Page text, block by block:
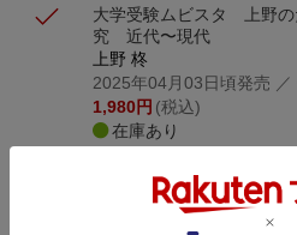
大学受験ムビスタ 上野の
究 近代〜現代
上野 柊
2025年04月03日頃発売
1,980円 (税込)
在庫あり
大学受験ムビスタ 上野の
究 古代〜近世